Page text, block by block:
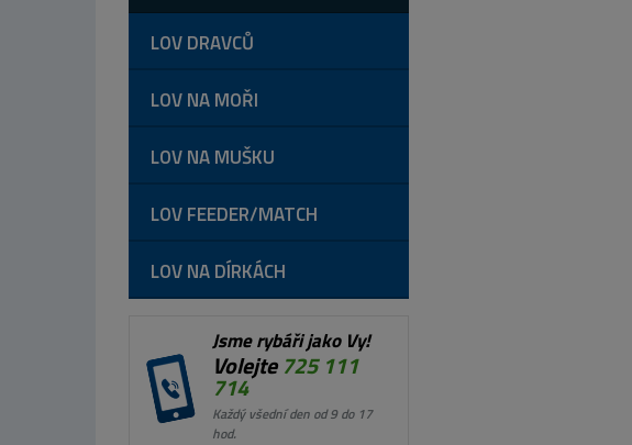
LOV DRAVCŮ
LOV NA MOŘI
LOV NA MUŠKU
LOV FEEDER/MATCH
LOV NA DÍRKÁCH
Jsme rybáři jako Vy!
Volejte725 111
714
Každý všední den od 9 do 17
hod.